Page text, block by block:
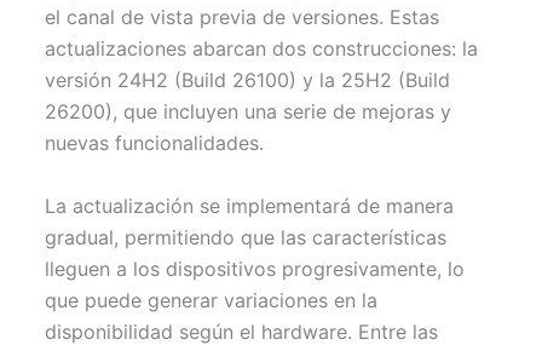
)
el canal de vista previa de versiones. Estas
actualizaciones abarcan dos construcciones: la
versión 24H2 (Build 26100) y la 25H2 (Build
26200), que incluyen una serie de mejoras y
nuevas funcionalidades.
La actualización se implementará de manera
gradual, permitiendo que las características
lleguen a los dispositivos progresivamente, lo
que puede generar variaciones en la
disponibilidad según el hardware. Entre las